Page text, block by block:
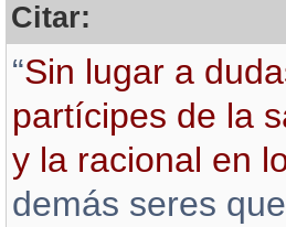
Citar:
“Sin lugar a
partícipes de la
y la racional en
demás seres